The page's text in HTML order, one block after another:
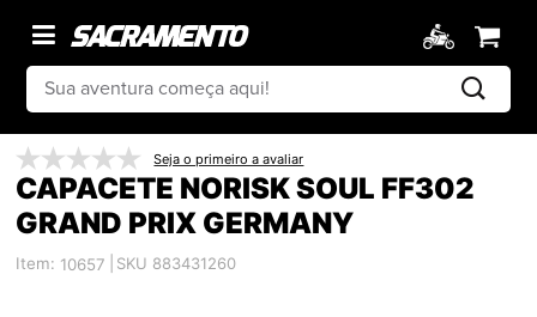
Seja o primeiro a avaliar
CAPACETE NORISK SOUL FF302
GRAND PRIX GERMANY
Item: 10657 SKU 883431260